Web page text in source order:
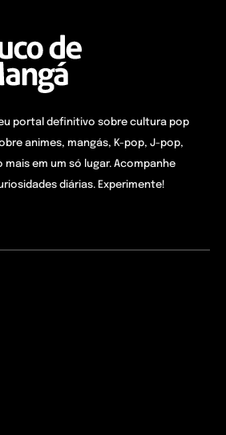
portal definitivo sobre cultura pop
animes, mangás, K-pop, J-pop,
em um só lugar. Acompanhe
diárias. Experimente!